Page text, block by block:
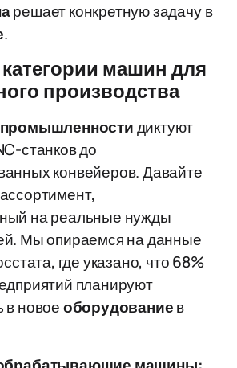
решает конкретную задачу в
.
машин для
производства
промышленностидиктуют
станков до
конвейеров. Давайте
на реальные нужды
Мы опираемся на данные
где указано, что 68%
планируют
в новоеоборудованиев